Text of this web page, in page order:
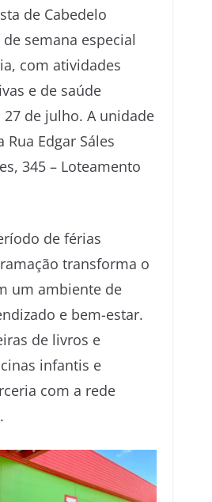
de Cabedelo
semana especial
com atividades
e de saúde
27 de julho. A unidade
Edgar Sáles
345 – Loteamento
de férias
transforma o
um ambiente de
e bem-estar.
de livros e
infantis e
com a rede